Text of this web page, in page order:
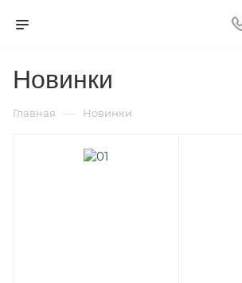
Новинки
Главная — Новинки